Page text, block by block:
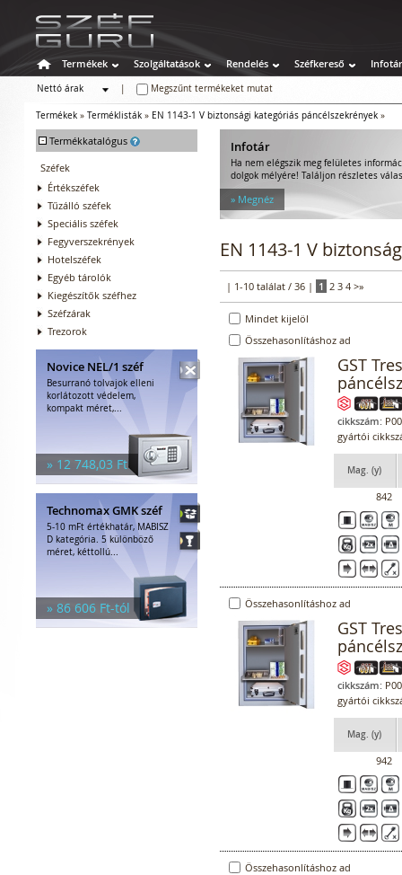
Termékek Szolgáltatások Rendelés Széfkereső Infotár
Nettó árak
Megszűnt termékeket mutat
Termékek » Terméklisták » EN 1143-1 V biztonsági kategóriás páncélszekrények »
- Termékkatalógus
Széfek
Értékszéfek
Tűzálló széfek
Speciális széfek
Fegyverszekrények
Hotelszéfek
Egyéb tárolók
Kiegészítők széfhez
Széfzárak
Trezorok
Novice NEL/1 széf
Besurranó tolvajok elleni
korlátozott védelem,
kompakt méret,...
» 12 748,03 Ft
Technomax GMK széf
5-10 mFt értékhatár, MABISZ
D kategória. 5 különböző
méret, kéttollú...
» 86 606 Ft-tól
Infotár
Ha nem elégszik meg felületes
dolgok mélyére! Találjon részletes
» Megnéz
EN 1143-1 V
| 1-10 találat / 36 | 1 2 3 4 >»
Mindet kijelöl
Összehasonlításhoz ad
GST
cikkszám:
gyártói
Mag. (y)
842
Összehasonlításhoz ad
GST
cikkszám:
gyártói
Mag. (y)
942
Összehasonlításhoz ad